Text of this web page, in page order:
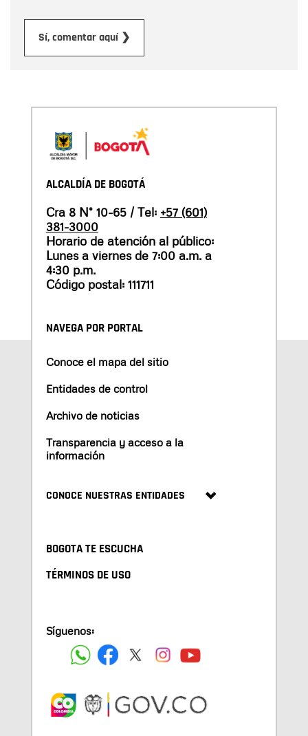
Sí, comentar aquí ❯
ALCALDÍA DE BOGOTÁ
Cra 8 N° 10-65 / Tel: +57 (601)
381-3000
Horario de atención al público:
Lunes a viernes de 7:00 a.m. a
4:30 p.m.
Código postal: 111711
NAVEGA POR PORTAL
Conoce el mapa del sitio
Entidades de control
Archivo de noticias
Transparencia y acceso a la
información
CONOCE NUESTRAS ENTIDADES
BOGOTA TE ESCUCHA
TÉRMINOS DE USO
Síguenos: